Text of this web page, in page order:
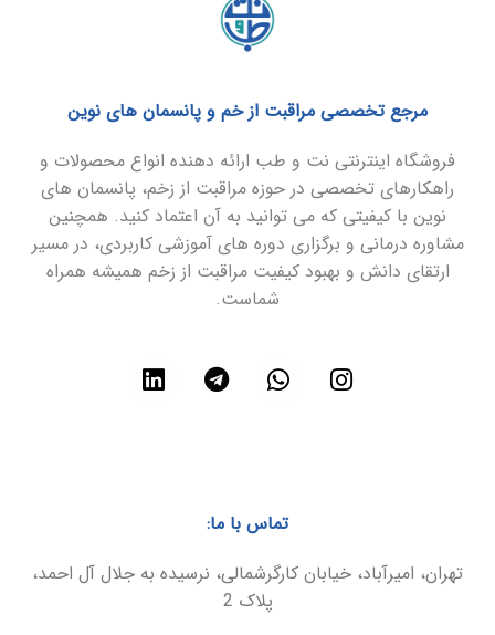
مرجع تخصصی مراقبت از خم و پانسمان های نوین
فروشگاه اینترنتی نت و طب ارائه دهنده انواع محصولات و
راهکارهای تخصصی در حوزه مراقبت از زخم، پانسمان های
نوین با کیفیتی که می توانید به آن اعتماد کنید. همچنین
مشاوره درمانی و برگزاری دوره های آموزشی کاربردی، در مسیر
ارتقای دانش و بهبود کیفیت مراقبت از زخم همیشه همراه
شماست.
تماس با ما:
تهران، امیرآباد، خیابان کارگرشمالی، نرسیده به جلال آل احمد،
پلاک 2